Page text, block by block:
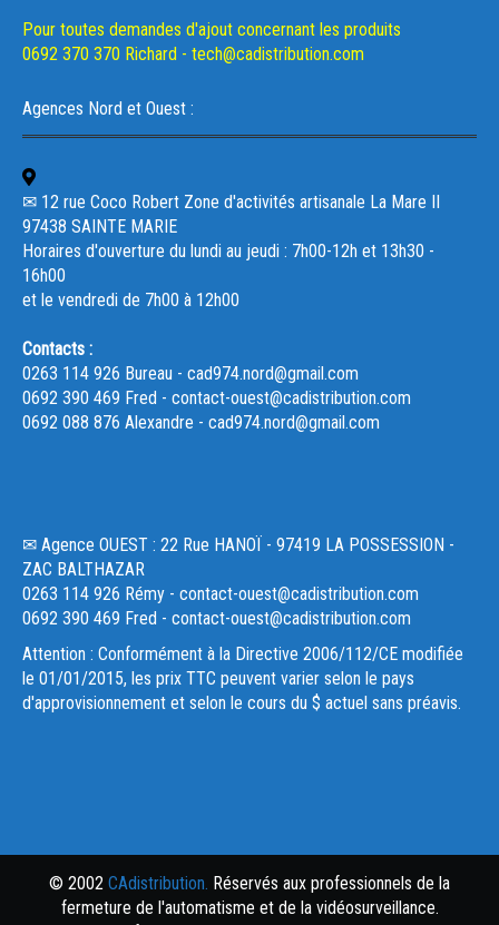
Pour toutes demandes d'ajout concernant les produits
0692 370 370 Richard - tech@cadistribution.com
Agences Nord et Ouest :
✉ 12 rue Coco Robert Zone d'activités artisanale La Mare II
97438 SAINTE MARIE
Horaires d'ouverture du lundi au jeudi : 7h00-12h et 13h30 -
16h00
et le vendredi de 7h00 à 12h00
Contacts :
0263 114 926 Bureau - cad974.nord@gmail.com
0692 390 469 Fred - contact-ouest@cadistribution.com
0692 088 876 Alexandre - cad974.nord@gmail.com
✉ Agence OUEST : 22 Rue HANOÏ - 97419 LA POSSESSION -
ZAC BALTHAZAR
0263 114 926 Rémy - contact-ouest@cadistribution.com
0692 390 469 Fred - contact-ouest@cadistribution.com
Attention : Conformément à la Directive 2006/112/CE modifiée
le 01/01/2015, les prix TTC peuvent varier selon le pays
d'approvisionnement et selon le cours du $ actuel sans préavis.
© 2002 CAdistribution. Réservés aux professionnels de la
fermeture de l'automatisme et de la vidéosurveillance.